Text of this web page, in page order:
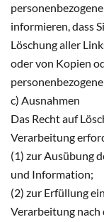
informieren, dass
Löschung aller
oder von Kopien
c) Ausnahmen
Das Recht auf
Verarbeitung
(1) zur Ausübung
und Information;
(2) zur Erfüllung
Verarbeitung nach